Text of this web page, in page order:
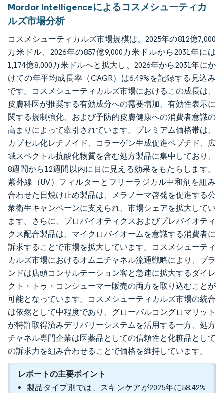
Mordor Intelligenceによるコスメシューティカ
ルズ市場分析
コスメシューティカルズ市場規模は、2025年の812億7,000
万米ドル、2026年の857億9,000万米ドルから2031年には
1,174億8,000万米ドルへと拡大し、2026年から2031年にか
けての年平均成長率（CAGR）は6.49%を記録する見込み
です。コスメシューティカルズ市場におけるこの成長は、
皮膚科医が推奨する有効成分への需要増加、有効性表示に
関する規制強化、および予防的皮膚健康への消費者意識の
高まりによって牽引されています。プレミアム価格帯は、
カプセル化レチノイド、コラーゲン生成促進ペプチド、広
域スペクトル抗酸化物質を含む処方製品に集中しており、
8週間から12週間以内に目に見える効果をもたらします。
紫外線（UV）フィルターとフリーラジカル中和剤を組み
合わせた日焼け止め製品は、メラノーマ啓発を促進する公
衆衛生キャンペーンに支えられ、市場シェアを拡大してい
ます。さらに、プロバイオティクスおよびプレバイオティ
クス配合製品は、マイクロバイオームを意識する消費者に
訴求することで市場を拡大しています。コスメシューティ
カルズ市場におけるオムニチャネル流通戦略により、ブラ
ンドは店頭コンサルテーション客と急速に拡大するダイレ
クト・トゥ・コンシューマー販売の両方を取り込むことが
可能となっています。コスメシューティカルズ市場の統合
は依然として中程度であり、グローバルコングロマリット
が特許取得済みデリバリーシステムを活用する一方、処方
チャネル専門企業は医薬品としての信頼性と化粧品として
の訴求力を組み合わせることで価格を維持しています。
レポートの主要ポイント
製品タイプ別では、スキンケアが2025年に58.42%